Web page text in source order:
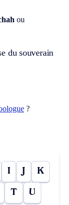
ou
du souverain
?
I J K
T U